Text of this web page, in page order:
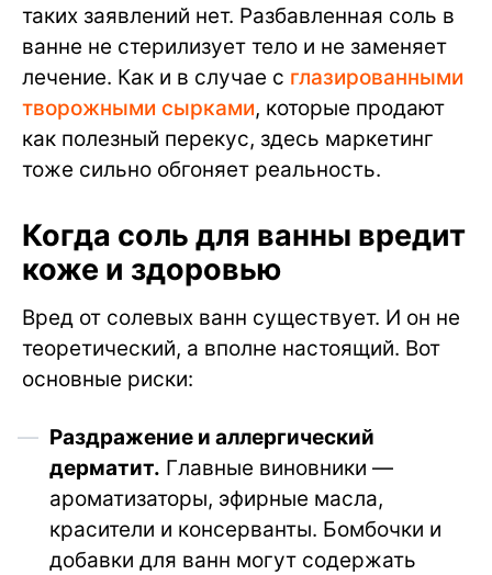
таких заявлений нет. Разбавленная соль в
ванне не стерилизует тело и не заменяет
лечение. Как и в случае с глазированными
творожными сырками, которые продают
как полезный перекус, здесь маркетинг
тоже сильно обгоняет реальность.
Когда соль для ванны вредит
коже и здоровью
Вред от солевых ванн существует. И он не
теоретический, а вполне настоящий. Вот
основные риски:
Раздражение и аллергический
дерматит. Главные виновники —
ароматизаторы, эфирные масла,
красители и консерванты. Бомбочки и
добавки для ванн могут содержать